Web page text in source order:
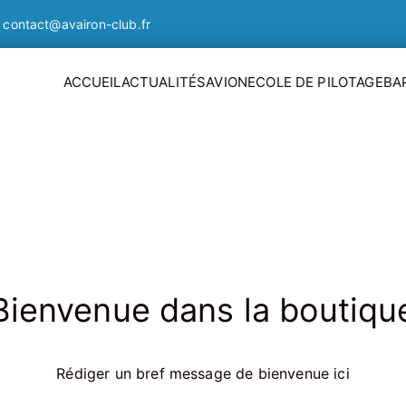
contact@avairon-club.fr
ACCUEILACTUALITÉSAVIONECOLE DE PILOTAGE
dans la
Rédiger un bref message de bienvenue ici